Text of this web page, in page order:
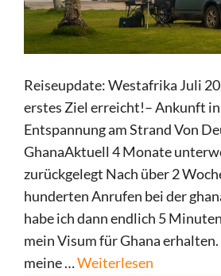
Reiseupdate: Westafrika Juli
erstes Ziel erreicht!– Ankunft in
Entspannung am Strand Von
GhanaAktuell 4 Monate
zurückgelegt Nach über 2
hunderten Anrufen bei der
habe ich dann endlich 5
mein Visum für Ghana
meine …Weiterlesen